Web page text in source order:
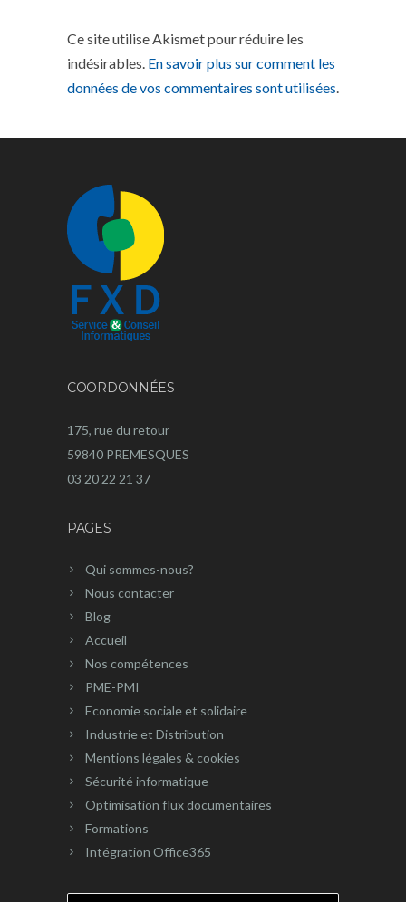
Ce site utilise Akismet pour réduire les
indésirables. En savoir plus sur comment les
données de vos commentaires sont utilisées.
COORDONNÉES
175, rue du retour
59840 PREMESQUES
03 20 22 21 37
PAGES
Qui sommes-nous?
Nous contacter
Blog
Accueil
Nos compétences
PME-PMI
Economie sociale et solidaire
Industrie et Distribution
Mentions légales & cookies
Sécurité informatique
Optimisation flux documentaires
Formations
Intégration Office365